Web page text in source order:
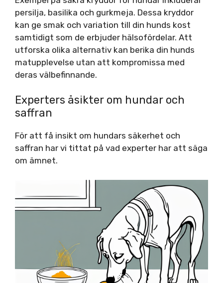
persilja, basilika och gurkmeja. Dessa kryddor
kan ge smak och variation till din hunds kost
samtidigt som de erbjuder hälsofördelar. Att
utforska olika alternativ kan berika din hunds
matupplevelse utan att kompromissa med
deras välbefinnande.
Experters åsikter om hundar och
saffran
För att få insikt om hundars säkerhet och
saffran har vi tittat på vad experter har att säga
om ämnet.